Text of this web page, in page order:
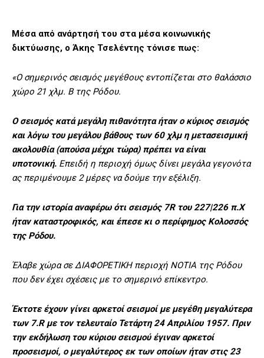
Μέσα από ανάρτησή του στα μέσα κοινωνικής
δικτύωσης, ο Άκης Τσελέντης τόνισε πως:
«Ο σημερινός σεισμός μεγέθους εντοπίζεται στο θαλάσσιο
χώρο 21 χλμ. Β της Ρόδου.
Ο σεισμός κατά μεγάλη πιθανότητα ήταν ο κύριος σεισμός
και λόγω του μεγάλου βάθους των 60 χλμ η μετασεισμική
ακολουθία (απούσα μέχρι τώρα) πρέπει να είναι
υποτονική. Επειδή η περιοχή όμως δίνει μεγάλα γεγονότα
ας περιμένουμε 2 μέρες να δούμε την εξέλιξη.
Για την ιστορία αναφέρω ότι σεισμός 7R του 227|226 π.Χ
ήταν καταστροφικός, και έπεσε κι ο περίφημος Κολοσσός
της Ρόδου.
Έλαβε χώρα σε ΔΙΑΦΟΡΕΤΙΚΗ περιοχή ΝΟΤΙΑ της Ρόδου
που δεν έχει σχέσεις με το σημερινό επίκεντρο.
Έκτοτε έχουν γίνει αρκετοί σεισμοί με μεγέθη μεγαλύτερα
των 7.R με τον τελευταίο Τετάρτη 24 Απριλίου 1957. Πριν
την εκδήλωση του κύριου σεισμού έγιναν αρκετοί
προσεισμοί, ο μεγαλύτερος εκ των οποίων ήταν στις 23